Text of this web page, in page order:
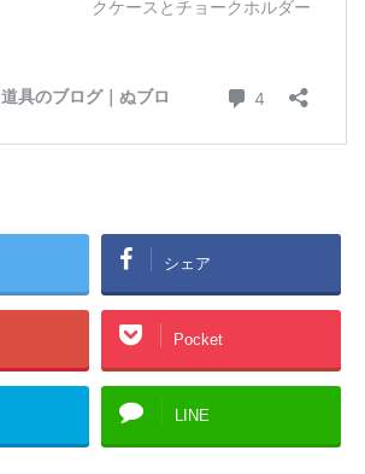
シェア
Pocket
LINE